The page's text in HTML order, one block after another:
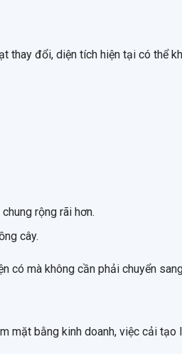
thay đổi, diện tích hiện tại có thể
rộng rãi hơn.
cây.
có mà không cần phải chuyển
mặt bằng kinh doanh, việc cải